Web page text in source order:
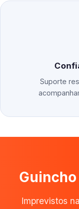
Suporte
Imprevistos